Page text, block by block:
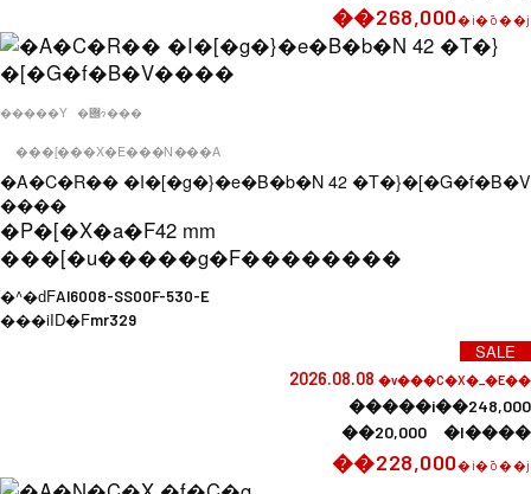
��268,000�i�ō��j
�����Y �݌ɂ���
���[���X�E���N���A
�A�C�R�� �I�[�g�}�e�B�b�N 42 �T�}�[�G�f�B�V
����
�P�[�X�a�F42 mm
���[�u�����g�F��������
�^�ԁFAI6008-SS00F-530-E
���iID�Fmr329
SALE
2026.08.08 �v���C�X�_�E��
�����i��248,000
��20,000 �l����
��228,000�i�ō��j